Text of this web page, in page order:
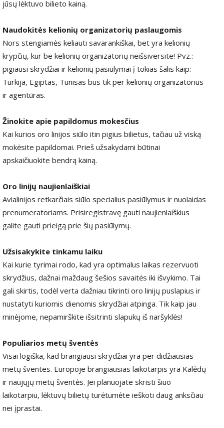
jūsų lėktuvo bilieto kainą.
Naudokitės kelionių organizatorių paslaugomis
Nors stengiamės keliauti savarankiškai, bet yra kelionių
krypčių, kur be kelionių organizatorių neišsiversite! Pvz.:
pigiausi skrydžiai ir kelionių pasiūlymai į tokias šalis kaip:
Turkija, Egiptas, Tunisas bus tik per kelionių organizatorius
ir agentūras.
Žinokite apie papildomus mokesčius
Kai kurios oro linijos siūlo itin pigius bilietus, tačiau už viską
mokėsite papildomai. Prieš užsakydami būtinai
apskaičiuokite bendrą kainą.
Oro linijų naujienlaiškiai
Avialinijos retkarčiais siūlo specialius pasiūlymus ir nuolaidas
prenumeratoriams. Prisiregistravę gauti naujienlaiškius
galite gauti prieigą prie šių pasiūlymų.
Užsisakykite tinkamu laiku
Kai kurie tyrimai rodo, kad yra optimalus laikas rezervuoti
skrydžius, dažnai maždaug šešios savaitės iki išvykimo. Tai
gali skirtis, todėl verta dažniau tikrinti oro linijų puslapius ir
nustatyti kuriomis dienomis skrydžiai atpinga. Tik kaip jau
minėjome, nepamirškite išsitrinti slapukų iš naršyklės!
Populiarios metų šventės
Visai logiška, kad brangiausi skrydžiai yra per didžiausias
metų šventes. Europoje brangiausias laikotarpis yra Kalėdų
ir naujųjų metų šventės. Jei planuojate skristi šiuo
laikotarpiu, lėktuvų bilietų turėtumėte ieškoti daug anksčiau
nei įprastai.